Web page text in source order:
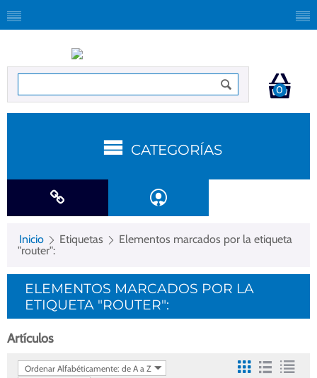
0
CATEGORÍAS
Inicio Etiquetas
Elementos marcados por la etiqueta
"router":
ELEMENTOS MARCADOS POR LA
ETIQUETA "ROUTER":
Artículos
Ordenar Alfabéticamente: de A a Z